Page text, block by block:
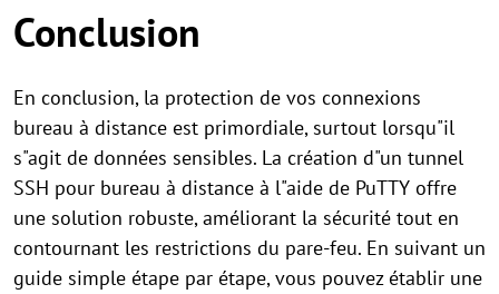
Conclusion
En conclusion, la protection de vos connexions
bureau à distance est primordiale, surtout lorsqu"il
s"agit de données sensibles. La création d"un tunnel
SSH pour bureau à distance à l"aide de PuTTY offre
une solution robuste, améliorant la sécurité tout en
contournant les restrictions du pare-feu. En suivant un
guide simple étape par étape, vous pouvez établir une